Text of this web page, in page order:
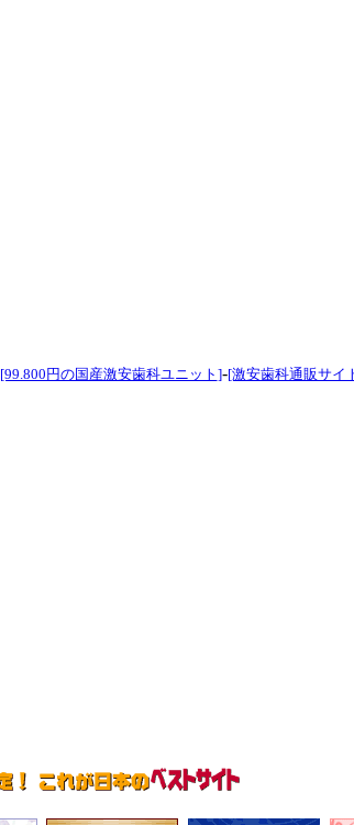
[99.800円の国産激安歯科ユニット ]-[激安歯科通販サイ